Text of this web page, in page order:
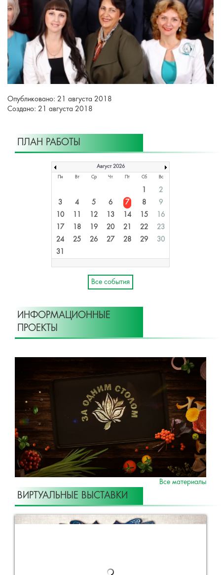
Опубликовано: 21 августа 2018
Создано: 21 августа 2018
ПЛАН РАБОТЫ
Август 2026
Пн Вт Ср Чт Пт Сб Вс
1
2
3
4 5 6 7 8
9
10
11 12 13 14 15
16
17
18 19 20 21 22
23
24
25 26 27 28 29
30
31
Все события
ИНФОРМАЦИОННЫЕ
ПРОЕКТЫ
Все материалы
ВИРТУАЛЬНЫЕ ВЫСТАВКИ